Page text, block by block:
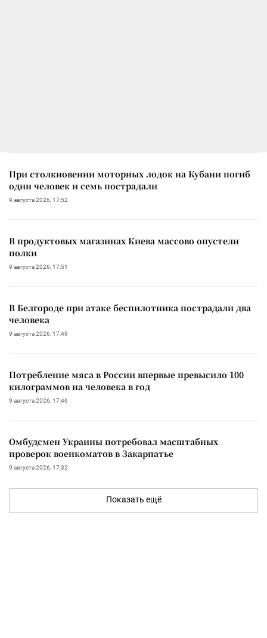
При столкновении моторных лодок на Кубани погиб
один человек и семь пострадали
9 августа 2026, 17:52
В продуктовых магазинах Киева массово опустели
полки
9 августа 2026, 17:51
В Белгороде при атаке беспилотника пострадали два
человека
9 августа 2026, 17:49
Потребление мяса в России впервые превысило 100
килограммов на человека в год
9 августа 2026, 17:46
Омбудсмен Украины потребовал масштабных
проверок военкоматов в Закарпатье
9 августа 2026, 17:32
Показать ещё